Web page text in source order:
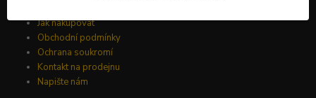
Jak nakupovat
Obchodní podmínky
Ochrana soukromí
Kontakt na prodejnu
Napište nám